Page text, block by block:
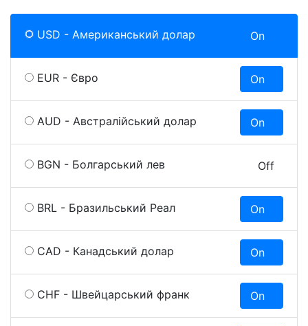
USD - Американський долар On
EUR - Євро On
AUD - Австралійський долар On
BGN - Болгарський лев Off
BRL - Бразильський Реал On
CAD - Канадський долар On
CHF - Швейцарський франк On